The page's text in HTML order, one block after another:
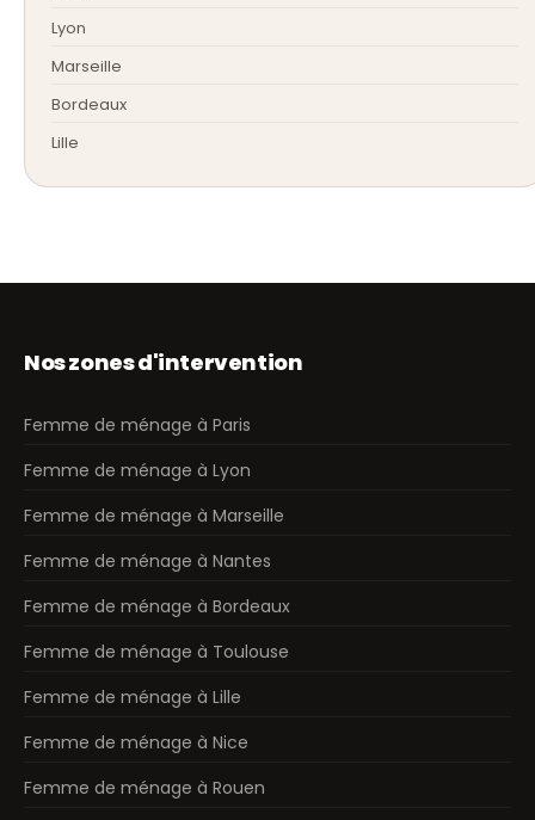
Lyon
Marseille
Bordeaux
Lille
Nos zones d'intervention
Femme de ménage à Paris
Femme de ménage à Lyon
Femme de ménage à Marseille
Femme de ménage à Nantes
Femme de ménage à Bordeaux
Femme de ménage à Toulouse
Femme de ménage à Lille
Femme de ménage à Nice
Femme de ménage à Rouen